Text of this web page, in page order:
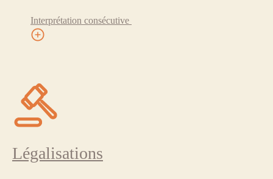
Interprétation consécutive
Légalisations